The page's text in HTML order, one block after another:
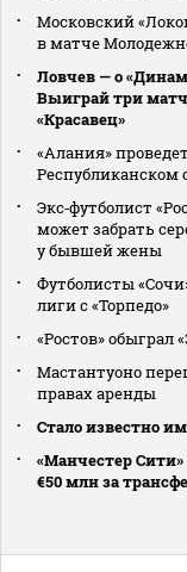
Московский
в матче
Ловчев — о
Выиграй три
«Красавец»
«Алания»
Республиканском
Экс‑футболист
может забрать
у бывшей жены
Футболисты
лиги с «Торпедо»
«Ростов»
Мастантуоно
правах аренды
Стало известно
«Манчестер
€50 млн за